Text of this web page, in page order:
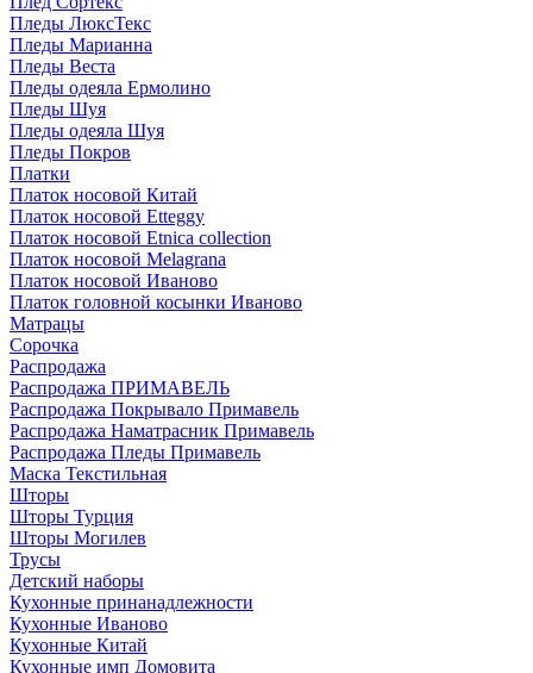
Пледы ЛюксТекс
Пледы Марианна
Пледы Веста
Пледы одеяла Ермолино
Пледы Шуя
Пледы одеяла Шуя
Пледы Покров
Платки
Платок носовой Китай
Платок носовой Etteggy
Платок носовой Etnica collection
Платок носовой Melagrana
Платок носовой Иваново
Платок головной косынки Иваново
Матрацы
Сорочка
Распродажа
Распродажа ПРИМАВЕЛЬ
Распродажа Покрывало Примавель
Распродажа Наматрасник Примавель
Распродажа Пледы Примавель
Маска Текстильная
Шторы
Шторы Турция
Шторы Могилев
Трусы
Детский наборы
Кухонные принанадлежности
Кухонные Иваново
Кухонные Китай
Кухонные имп Домовита